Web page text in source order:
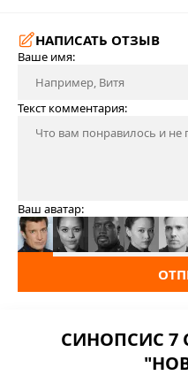
НАПИСАТЬ ОТЗЫВ
Ваше имя:
Текст комментария:
Ваш аватар:
СИНОПСИС 7